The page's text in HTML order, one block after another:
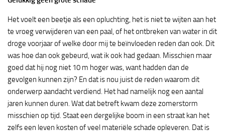
Het voelt een beetje als een opluchting, het is niet te wijten aan het
te vroeg verwijderen van een paal, of het ontbreken van water in dit
droge voorjaar of welke door mij te beïnvloeden reden dan ook. Dit
was hoe dan ook gebeurd, wat ik ook had gedaan. Misschien maar
goed dat hij nog niet 10 m hoger was, want hadden dan de
gevolgen kunnen zijn? En dat is nou juist de reden waarom dit
onderwerp aandacht verdiend. Het had namelijk nog een aantal
jaren kunnen duren. Wat dat betreft kwam deze zomerstorm
misschien op tijd. Staat een dergelijke boom in een straat kan het
zelfs een leven kosten of veel materiële schade opleveren. Dat is